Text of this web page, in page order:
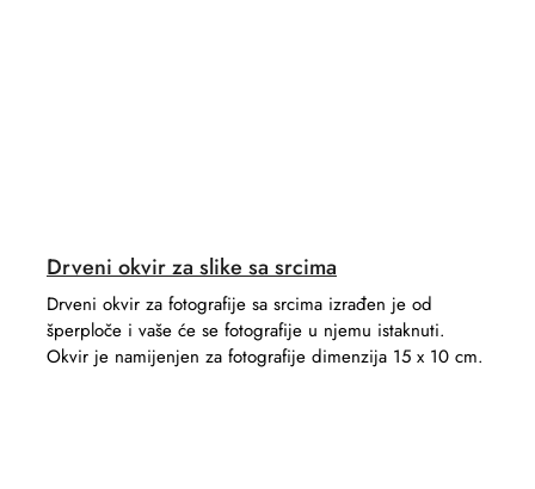
Drveni okvir za slike sa srcima
Drveni okvir za fotografije sa srcima izrađen je od
šperploče i vaše će se fotografije u njemu istaknuti.
Okvir je namijenjen za fotografije dimenzija 15 x 10 cm.